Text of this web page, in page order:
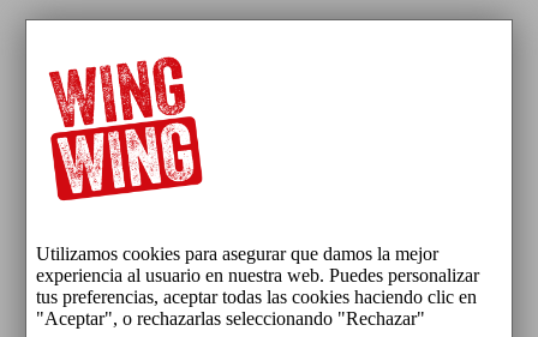
Utilizamos cookies para asegurar que damos la mejor
experiencia al usuario en nuestra web. Puedes personalizar
tus preferencias, aceptar todas las cookies haciendo clic en
"Aceptar", o rechazarlas seleccionando "Rechazar"